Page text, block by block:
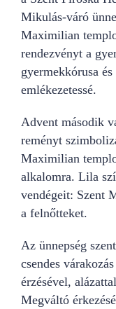
Mikulás-váró
Maximilian
rendezvényt a
gyermekkórusa
emlékezetessé.
Advent második
reményt
Maximilian
alkalomra. Lila
vendégeit: Szent
a felnőtteket.
Az ünnepség
csendes
érzésével,
Megváltó